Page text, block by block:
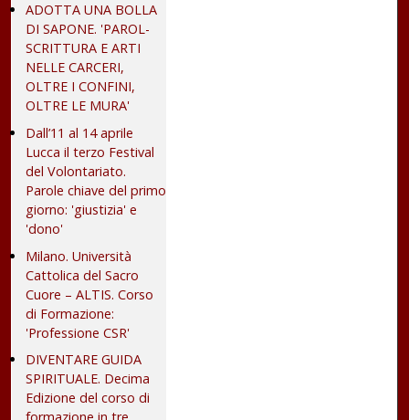
ADOTTA UNA BOLLA
DI SAPONE. 'PAROL-
SCRITTURA E ARTI
NELLE CARCERI,
OLTRE I CONFINI,
OLTRE LE MURA'
Dall’11 al 14 aprile
Lucca il terzo Festival
del Volontariato.
Parole chiave del primo
giorno: 'giustizia' e
'dono'
Milano. Università
Cattolica del Sacro
Cuore – ALTIS. Corso
di Formazione:
'Professione CSR'
DIVENTARE GUIDA
SPIRITUALE. Decima
Edizione del corso di